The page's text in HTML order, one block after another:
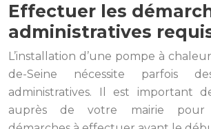
Effectuer les
administratives
L’installation d’une pompe à
de-Seine nécessite parfois
administratives. Il est important
auprès de votre mairie pour